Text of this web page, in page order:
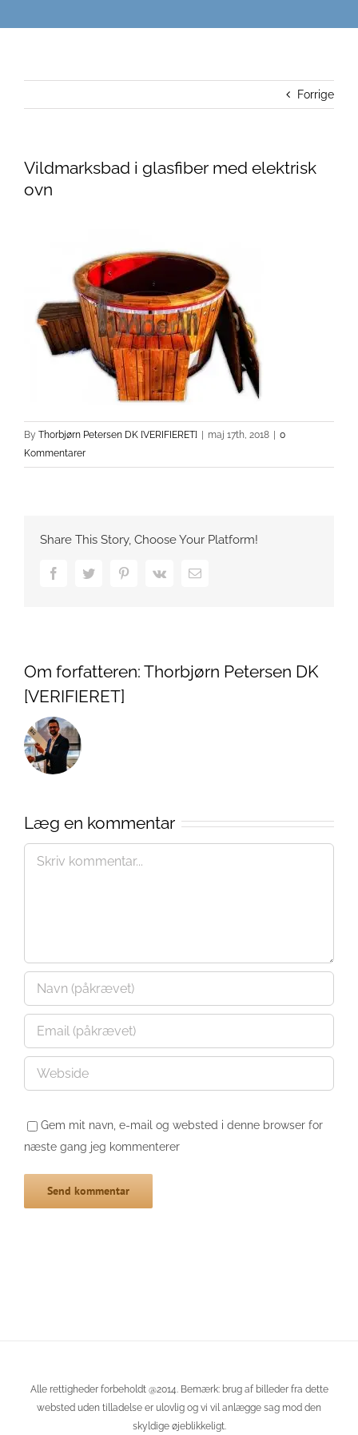
Forrige
Vildmarksbad i glasfiber med elektrisk
ovn
By Thorbjørn Petersen DK [VERIFIERET] maj 17th, 2018
0
Kommentarer
Share This Story, Choose Your Platform!
FacebookTwitter PinterestVk Email
Om forfatteren: Thorbjørn Petersen DK
[VERIFIERET]
Læg en kommentar
Comment
Gem mit navn, e-mail og websted i denne browser for
næste gang jeg kommenterer
Alle rettigheder forbeholdt @2014. Bemærk: brug af billeder fra dette
websted uden tilladelse er ulovlig og vi vil anlægge sag mod den
skyldige øjeblikkeligt.